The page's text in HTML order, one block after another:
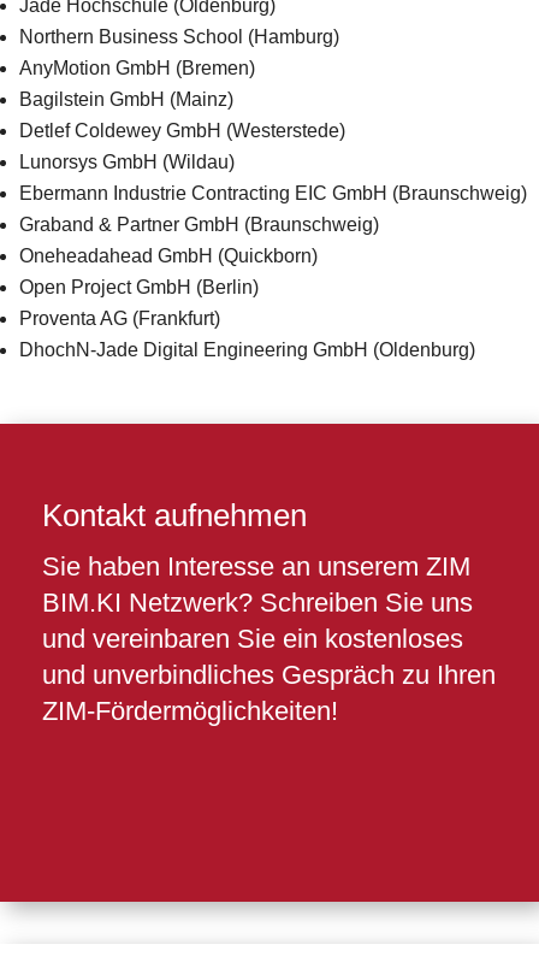
Jade Hochschule (Oldenburg)
Northern Business School (Hamburg)
AnyMotion GmbH (Bremen)
Bagilstein GmbH (Mainz)
Detlef Coldewey GmbH (Westerstede)
Lunorsys GmbH (Wildau)
Ebermann Industrie Contracting EIC GmbH (Braunschweig)
Graband & Partner GmbH (Braunschweig)
Oneheadahead GmbH (Quickborn)
Open Project GmbH (Berlin)
Proventa AG (Frankfurt)
DhochN-Jade Digital Engineering GmbH (Oldenburg)
Kontakt aufnehmen
Sie haben Interesse an unserem ZIM
BIM.KI Netzwerk? Schreiben Sie uns
und vereinbaren Sie ein kostenloses
und unverbindliches Gespräch zu Ihren
ZIM-Fördermöglichkeiten!